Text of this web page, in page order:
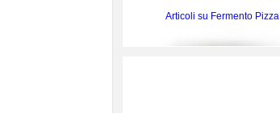
Articoli su Fermento Pizza